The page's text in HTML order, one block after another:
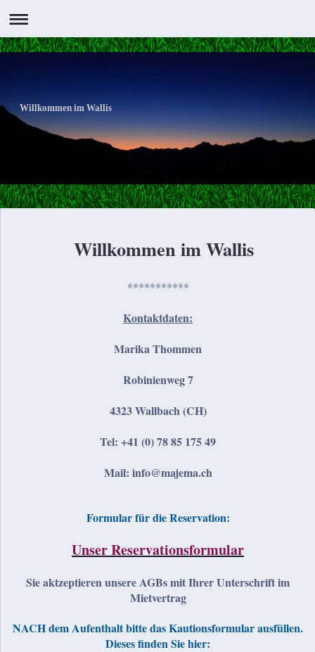
Willkommen im Wallis
Willkommen im Wallis
***********
Kontaktdaten:
Marika Thommen
Robinienweg 7
4323 Wallbach (CH)
Tel: +41 (0) 78 85 175 49
Mail: info@majema.ch
Formular für die Reservation:
Unser Reservationsformular
Sie aktzeptieren unsere AGBs mit Ihrer Unterschrift im
Mietvertrag
NACH dem Aufenthalt bitte das Kautionsformular ausfüllen.
Dieses finden Sie hier: